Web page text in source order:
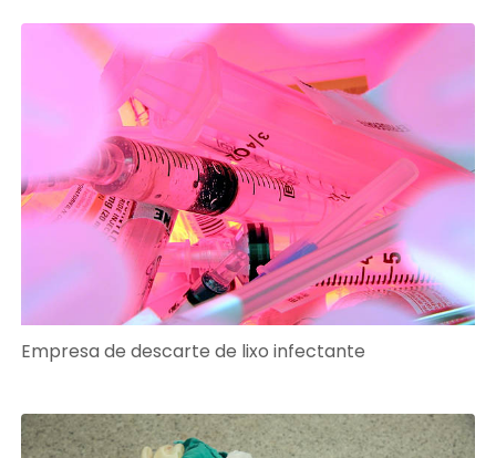
Empresa de descarte de lixo infectante